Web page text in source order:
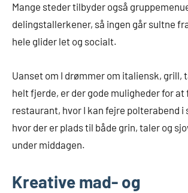
Mange steder tilbyder også
delingstallerkener, så ingen går sultne
hele glider let og socialt.
Uanset om I drømmer om italiensk, grill,
helt fjerde, er der gode muligheder for at
restaurant, hvor I kan fejre polterabend i
hvor der er plads til både grin, taler og
under middagen.
Kreative mad- og